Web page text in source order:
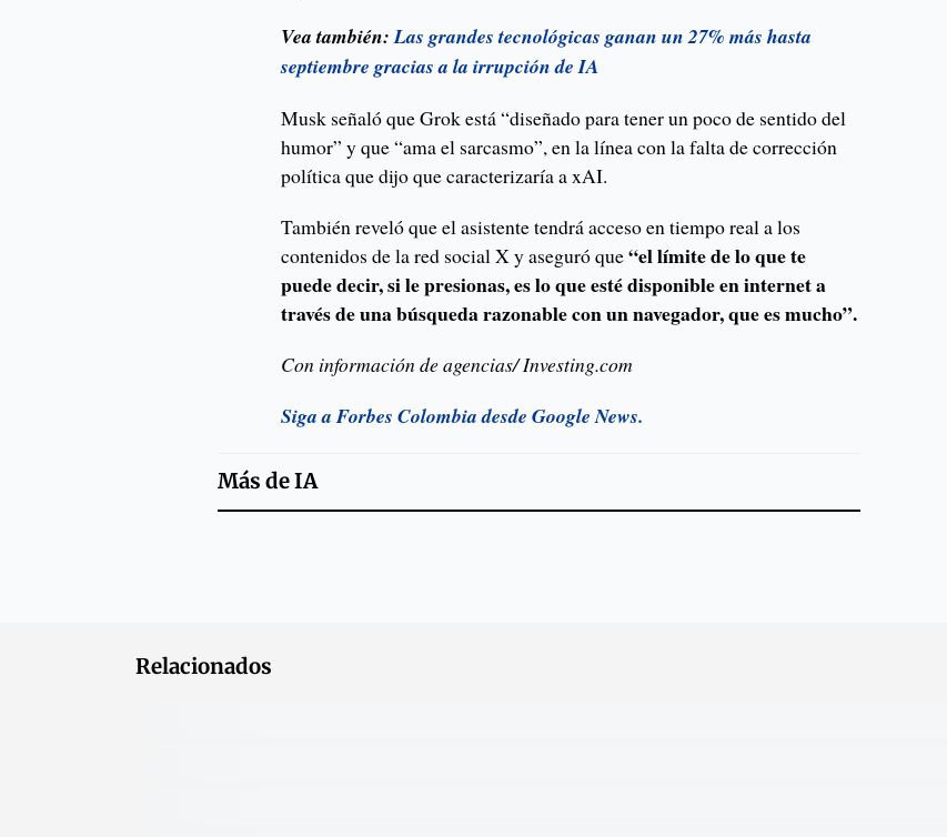
Vea también:Las grandes tecnológicas ganan un 27% más hasta
septiembre gracias a la irrupción de IA
Musk señaló que Grok está “diseñado para tener un poco de sentido del
humor” y que “ama el sarcasmo”, en la línea con la falta de corrección
política que dijo que caracterizaría a xAI.
También reveló que el asistente tendrá acceso en tiempo real a los
contenidos de la red social X y aseguró que“el límite de lo que te
puede decir, si le presionas, es lo que esté disponible en internet a
través de una búsqueda razonable con un navegador, que es mucho”.
Con información de agencias/ Investing.com
Siga a Forbes Colombia desde Google News.
Más deIA
Relacionados